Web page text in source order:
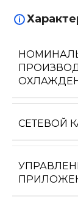
СЕТЕВОЙ